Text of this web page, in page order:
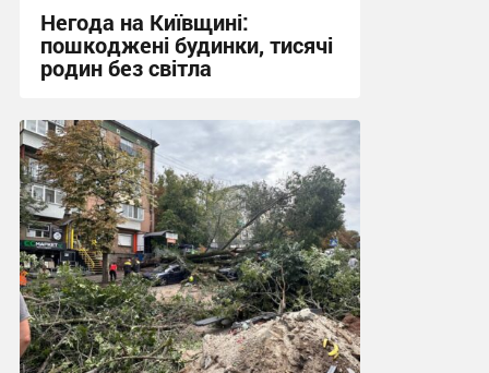
Негода на Київщині:
пошкоджені будинки, тисячі
родин без світла
17:07 вчора